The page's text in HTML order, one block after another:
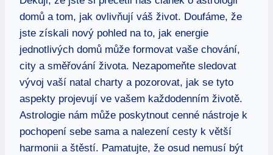
domů a⁢ tom, jak ovlivňují váš život. ‌Doufáme, že
jste⁣ získali​ nový ​pohled na‍ to, jak energie
jednotlivých domů může formovat vaše chování,
city a směřování života. Nezapomeňte sledovat⁣
vývoj vaší natal‌ charty a pozorovat,⁢ jak se tyto⁤
aspekty projevují ⁤ve vašem každodenním životě.⁤
Astrologie ⁣nám‌ může poskytnout​ cenné ⁣nástroje k
pochopení sebe sama a nalezení ‌cesty k větší
harmonii a štěstí. ⁢Pamatujte, že⁢ osud ⁤nemusí⁤ být